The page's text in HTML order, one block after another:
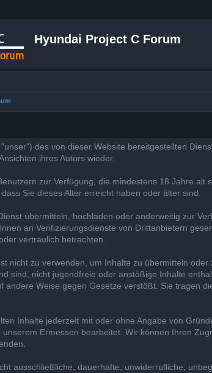
Hyundai Project C Forum
des von dieser Website bereitgestellten
ihres Autors wieder.
zur Verfügung, die mindestens 18 Jahre
Sie dieses Alter erreicht haben oder älter sind.
übermitteln, hochladen oder anderweitig zur
an Verifizierungsdienste von Drittanbietern
vertraulich betrachten.
nicht zu verwenden, um Inhalte zu übermitteln
sind, nicht jugendfreie oder anstößige Inhalte
andere Weise gegen Gesetze verstößt. Sie tragen
Inhalte jederzeit mit oder ohne Angabe von
Ermessen bearbeitet. Wir können Ihren
ausschließliche, dauerhafte, unwiderrufliche,